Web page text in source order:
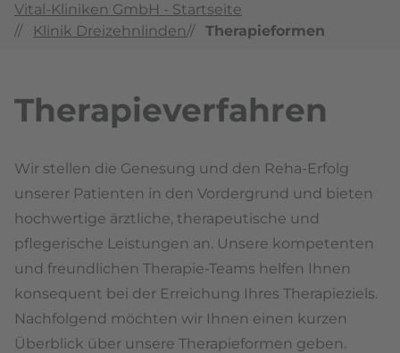
Vital-Kliniken GmbH - Startseite
//
Klinik Dreizehnlinden// Therapieformen
Therapieverfahren
Wir stellen die Genesung und den Reha-Erfolg
unserer Patienten in den Vordergrund und bieten
hochwertige ärztliche, therapeutische und
pflegerische Leistungen an. Unsere kompetenten
und freundlichen Therapie-Teams helfen Ihnen
konsequent bei der Erreichung Ihres Therapieziels.
Nachfolgend möchten wir Ihnen einen kurzen
Überblick über unsere Therapieformen geben.